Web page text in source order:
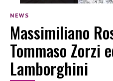
NEWS
Massimiliano
Tommaso Zorzi
Lamborghini